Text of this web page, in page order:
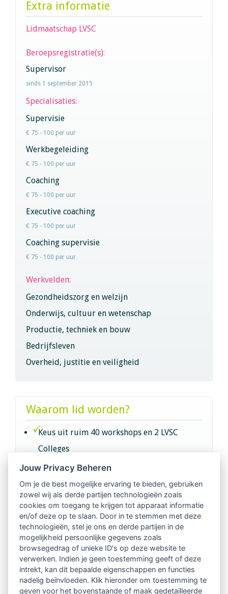
Extra informatie
Lidmaatschap LVSC
Beroepsregistratie(s):
Supervisor
sinds 1 september 2015
Specialisaties:
Supervisie
€ 75 - 100 per uur
Werkbegeleiding
€ 75 - 100 per uur
Coaching
€ 75 - 100 per uur
Executive coaching
€ 75 - 100 per uur
Coaching supervisie
€ 75 - 100 per uur
Werkvelden:
Gezondheidszorg en welzijn
Onderwijs, cultuur en wetenschap
Productie, techniek en bouw
Bedrijfsleven
Overheid, justitie en veiligheid
Waarom lid worden?
Keus uit ruim 40 workshops en 2 LVSC
Colleges
Intervisie met geregistreerde vakgenoten
Netwerk van 2100 professionals in 14
regio's
Vindbaar voor opdrachtgevers
Tijdschrift voor
Begeleidingskunde & kennisbank
Jouw Privacy Beheren
Om je de best mogelijke ervaring te bieden, gebruiken
zowel wij als derde partijen technologieën zoals
cookies om toegang te krijgen tot apparaat informatie
en/of deze op te slaan. Door in te stemmen met deze
technologieën, stel je ons en derde partijen in de
mogelijkheid persoonlijke gegevens zoals
browsegedrag of unieke ID's op deze website te
verwerken. Indien je geen toestemming geeft of deze
intrekt, kan dit bepaalde eigenschappen en functies
nadelig beïnvloeden. Klik hieronder om toestemming te
geven voor het bovenstaande of maak gedetailleerde